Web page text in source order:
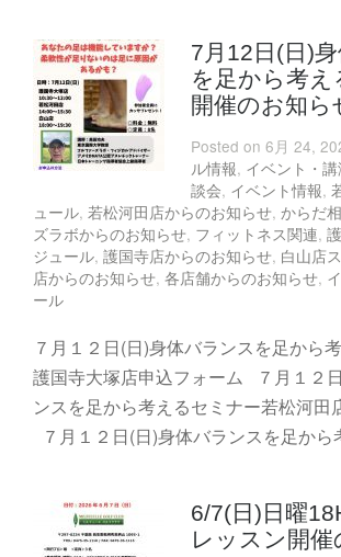
7月12日(日)
を足から考え
開催のお知ら
Posted on 6月 24,
ル情報, イベント・
談会, イベント情報,
ュール, 若松河田店からのお知らせ, からだ
ズラボからのお知らせ, フィットネス関連,
ジュール, 護国寺店からのお知らせ, 白山店
店からのお知らせ, 各店舗からのお知らせ,
ール
７月１２日(日)身体バランスを足から
護国寺大塚店申込フォーム ７月１２
ンスを足から考えるセミナー若松河田
７月１２日(日)身体バランスを足か
6/7(日)日曜
レッスン開催